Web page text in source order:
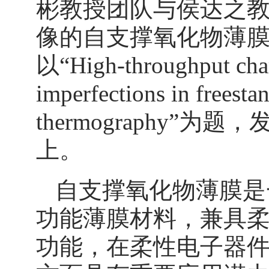
彬教授团队与侯达之
像的自支撑氧化物薄
以“High-throughput
imperfections in
thermography”为题，
上。
自支撑氧化物薄膜
功能薄膜材料，兼具
功能，在柔性电子器